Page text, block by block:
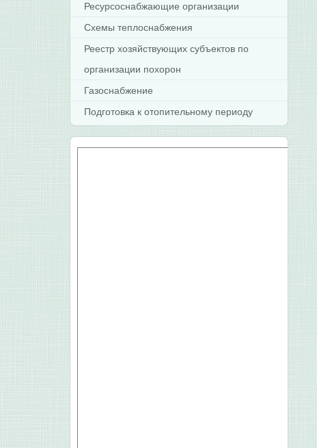
Ресурсоснабжающие организации
Схемы теплоснабжения
Реестр хозяйствующих субъектов по
организации похорон
Газоснабжение
Подготовка к отопительному периоду